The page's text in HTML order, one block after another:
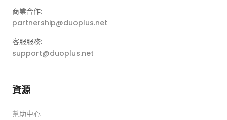
商業合作:
partnership@duoplus.net
客服服務:
support@duoplus.net
資源
幫助中心